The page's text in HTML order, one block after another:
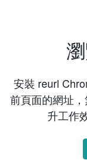
安裝 reurl
前頁面的網址
升工作